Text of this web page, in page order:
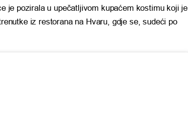
je pozirala u upečatljivom kupaćem kostimu koji je
iz restorana na Hvaru, gdje se, sudeći po